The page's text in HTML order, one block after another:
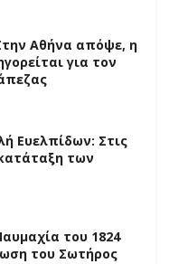
Αθήνα απόψε, η
για τον
Ευελπίδων: Στις
των
του 1824
του Σωτήρος